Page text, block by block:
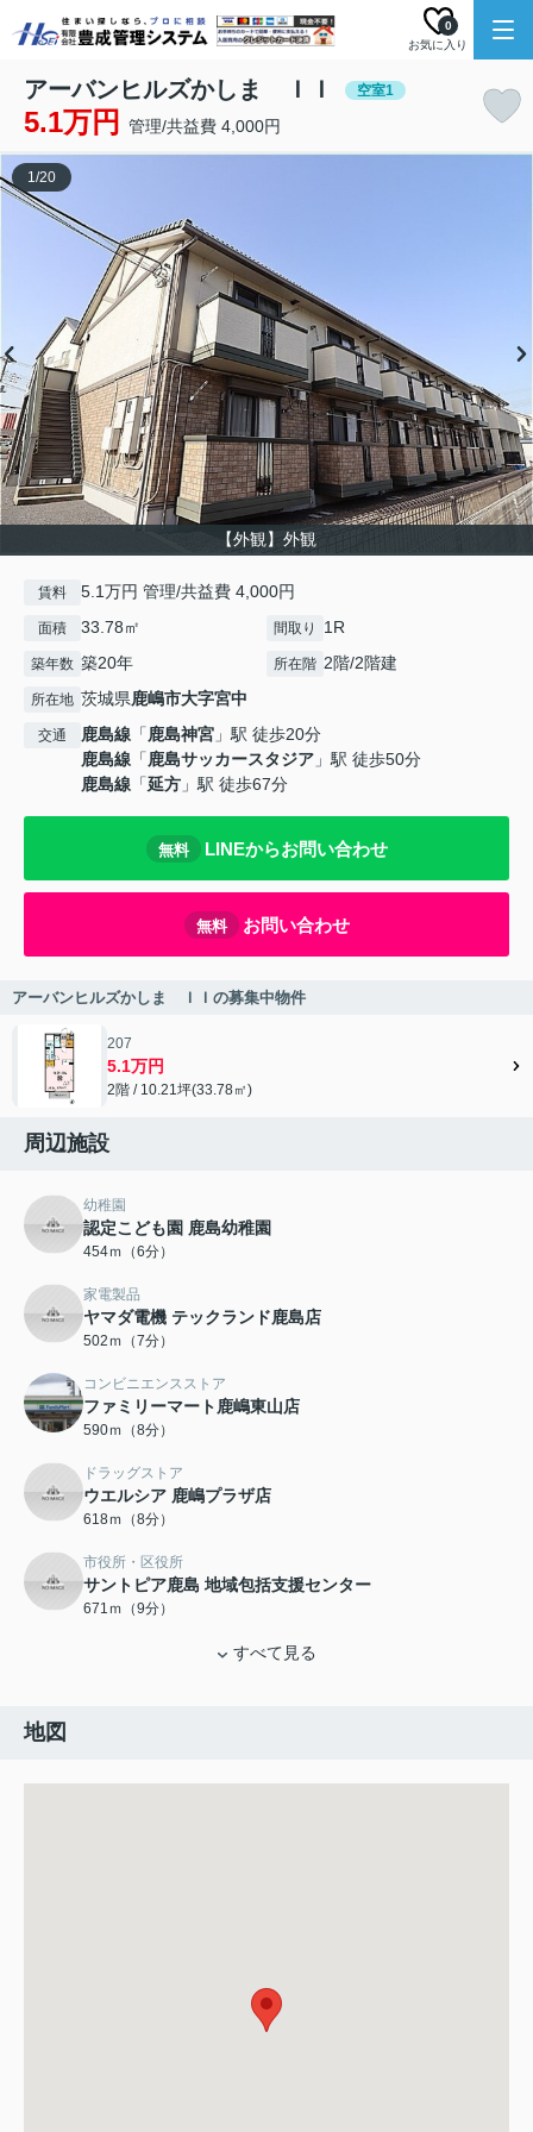
お気に入り
0
アーバンヒルズかしま ＩＩ 空室1
5.1万円 管理/共益費 4,000円
【外観】外観
1/20
賃料 5.1万円 管理/共益費 4,000円
面積 33.78㎡ 間取り 1R
築年数 築20年 所在階 2階/2階建
所在地 茨城県鹿嶋市大字宮中
交通 鹿島線 「鹿島神宮 」駅 徒歩20分
鹿島線 「鹿島サッカースタジア 」駅 徒歩50分
鹿島線 「延方 」駅 徒歩67分
無料 LINEからお問い合わせ
無料 お問い合わせ
アーバンヒルズかしま ＩＩの募集中物件
207
5.1万円
2階 / 10.21坪(33.78㎡)
周辺施設
幼稚園
認定こども園 鹿島幼稚園
454ｍ（6分）
家電製品
ヤマダ電機 テックランド鹿島店
502ｍ（7分）
コンビニエンスストア
ファミリーマート鹿嶋東山店
590ｍ（8分）
ドラッグストア
ウエルシア 鹿嶋プラザ店
618ｍ（8分）
市役所・区役所
サントピア鹿島 地域包括支援センター
671ｍ（9分）
すべて見る
地図